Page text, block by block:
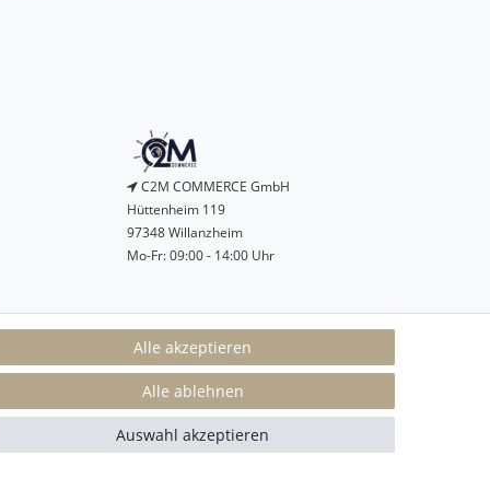
C2M COMMERCE GmbH
Hüttenheim 119
97348 Willanzheim
Mo-Fr: 09:00 - 14:00 Uhr
Persönlich:093 26 - 97 97 90
Alle akzeptieren
Alle ablehnen
Auswahl akzeptieren